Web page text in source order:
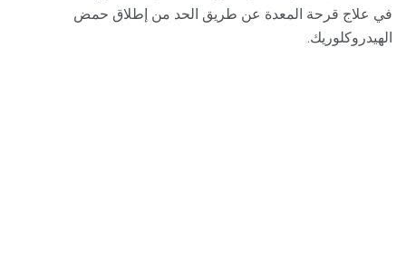
في علاج قرحة المعدة عن طريق الحد من إطلاق حمض
الهيدروكلوريك.